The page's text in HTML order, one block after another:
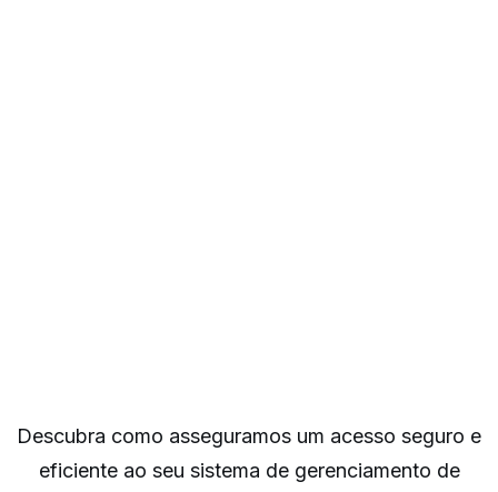
Descubra como asseguramos um acesso seguro e
eficiente ao seu sistema de gerenciamento de